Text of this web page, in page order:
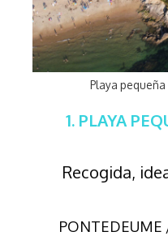
Playa pequeña
1. PLAYA
Recogida,
PONTEDEUME